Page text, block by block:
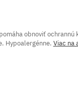
obnoviť
Hypoalergénne. Viac na